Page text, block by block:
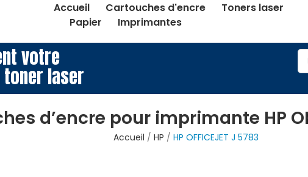
Accueil Cartouches d'encre
Toners laser
Papier
Imprimantes
votre
laser
d’encre pour imprimante HP
Accueil HP
HP OFFICEJET J 5783